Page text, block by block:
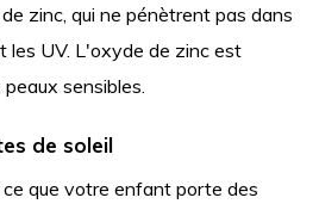
zinc, qui ne pénètrent pas dans
les UV. L'oxyde de zinc est
sensibles.
de soleil
ce que votre enfant porte des